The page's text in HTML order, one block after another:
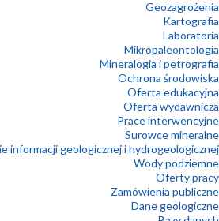
Geozagrożenia
Kartografia
Laboratoria
Mikropaleontologia
Mineralogia i petrografia
Ochrona środowiska
Oferta edukacyjna
Oferta wydawnicza
Prace interwencyjne
Surowce mineralne
informacji geologicznej i hydrogeologicznej
Wody podziemne
Oferty pracy
Zamówienia publiczne
Dane geologiczne